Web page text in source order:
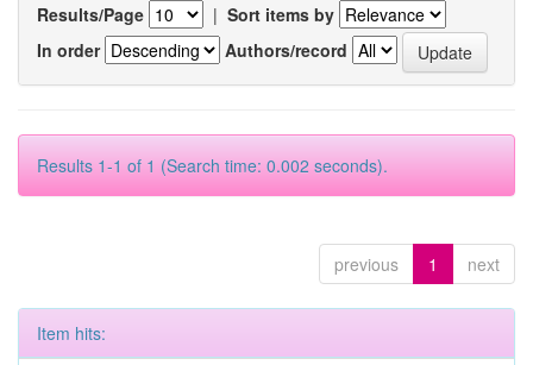
Results/Page | Sort items by
In order
Authors/record
Results 1-1 of 1 (Search time: 0.002 seconds).
previous 1 next
Item hits: